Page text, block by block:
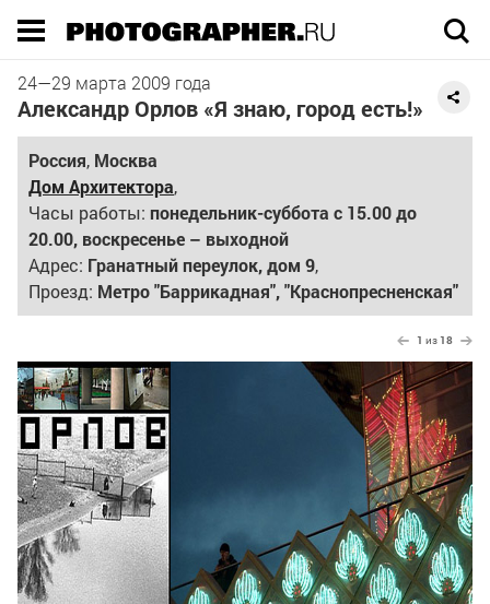
24—29 марта 2009 года
Александр Орлов «Я знаю, город есть!»
Россия, Москва
Дом Архитектора,
Часы работы: понедельник-суббота с 15.00 до
20.00, воскресенье – выходной
Адрес: Гранатный переулок, дом 9,
Проезд: Метро "Баррикадная", "Краснопресненская"
1 из18